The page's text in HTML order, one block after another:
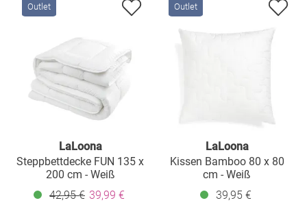
Outlet
LaLoona
Steppbettdecke FUN 135 x
200 cm - Weiß
42,95 € 39,99 €
Outlet
LaLoona
Kissen Bamboo 80 x 80
cm - Weiß
39,95 €